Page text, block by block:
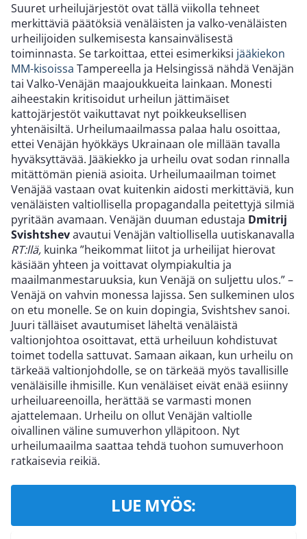
Suuret urheilujärjestöt ovat tällä viikolla tehneet
merkittäviä päätöksiä venäläisten ja valko-venäläisten
urheilijoiden sulkemisesta kansainvälisestä
toiminnasta. Se tarkoittaa, ettei esimerkiksi jääkiekon
MM-kisoissa Tampereella ja Helsingissä nähdä Venäjän
tai Valko-Venäjän maajoukkueita lainkaan. Monesti
aiheestakin kritisoidut urheilun jättimäiset
kattojärjestöt vaikuttavat nyt poikkeuksellisen
yhtenäisiltä. Urheilumaailmassa palaa halu osoittaa,
ettei Venäjän hyökkäys Ukrainaan ole millään tavalla
hyväksyttävää. Jääkiekko ja urheilu ovat sodan rinnalla
mitättömän pieniä asioita. Urheilumaailman toimet
Venäjää vastaan ovat kuitenkin aidosti merkittäviä, kun
venäläisten valtiollisella propagandalla peitettyjä silmiä
pyritään avamaan. Venäjän duuman edustaja Dmitrij
Svishtshevavautui Venäjän valtiollisella uutiskanavalla
RT:llä, kuinka ”heikommat liitot ja urheilijat hierovat
käsiään yhteen ja voittavat olympiakultia ja
maailmanmestaruuksia, kun Venäjä on suljettu ulos.” –
Venäjä on vahvin monessa lajissa. Sen sulkeminen ulos
on etu monelle. Se on kuin dopingia, Svishtshev sanoi.
Juuri tälläiset avautumiset läheltä venäläistä
valtionjohtoa osoittavat, että urheiluun kohdistuvat
toimet todella sattuvat. Samaan aikaan, kun urheilu on
tärkeää valtionjohdolle, se on tärkeää myös tavallisille
venäläisille ihmisille. Kun venäläiset eivät enää esiinny
urheiluareenoilla, herättää se varmasti monen
ajattelemaan. Urheilu on ollut Venäjän valtiolle
oivallinen väline sumuverhon ylläpitoon. Nyt
urheilumaailma saattaa tehdä tuohon sumuverhoon
ratkaisevia reikiä.
LUE MYÖS: